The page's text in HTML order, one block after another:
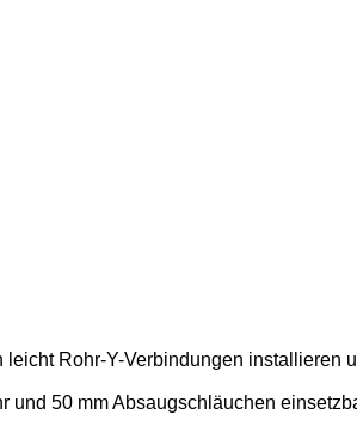
Rohr-Y-Verbindungen installieren
und 50 mm Absaugschläuchen